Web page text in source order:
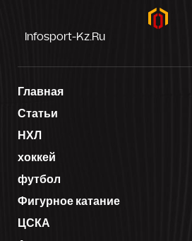
Infosport-Kz.ru
Главная
Статьи
НХЛ
хоккей
футбол
Фигурное катание
ЦСКА